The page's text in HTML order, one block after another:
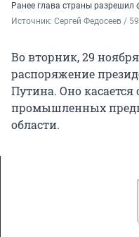
Ранее глава страны
Источник: Сергей Федосеев /
Во вторник, 29
распоряжение
Путина. Оно
промышленных
области.